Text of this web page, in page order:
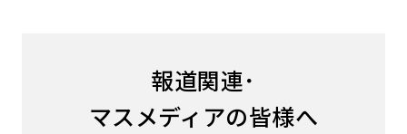
報道関連･
マスメディアの皆様へ